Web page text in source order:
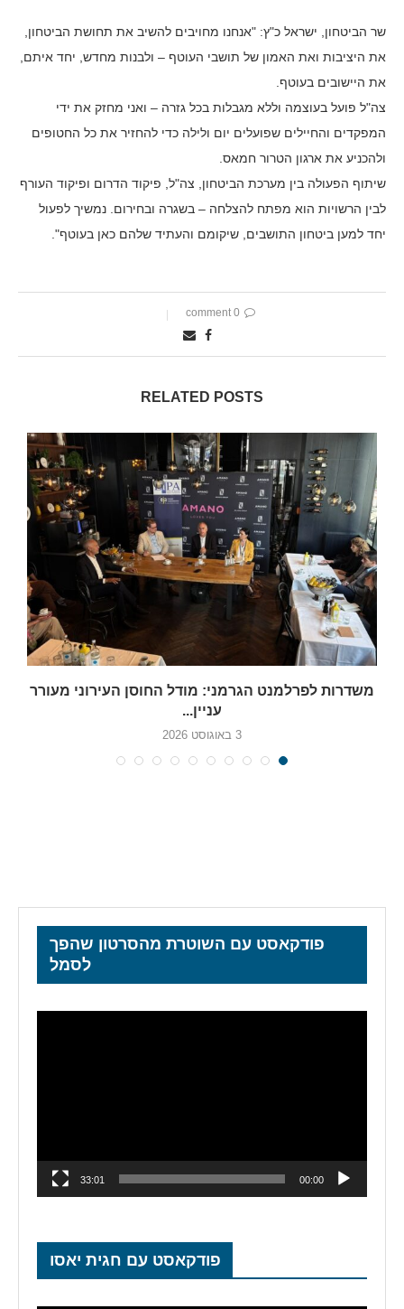
שר הביטחון, ישראל כ"ץ: "אנחנו מחויבים להשיב את תחושת הביטחון,
את היציבות ואת האמון של תושבי העוטף – ולבנות מחדש, יחד איתם,
את היישובים בעוטף.
צה"ל פועל בעוצמה וללא מגבלות בכל גזרה – ואני מחזק את ידי
המפקדים והחיילים שפועלים יום ולילה כדי להחזיר את כל החטופים
ולהכניע את ארגון הטרור חמאס.
שיתוף הפעולה בין מערכת הביטחון, צה"ל, פיקוד הדרום ופיקוד העורף
לבין הרשויות הוא מפתח להצלחה – בשגרה ובחירום. נמשיך לפעול
יחד למען ביטחון התושבים, שיקומם והעתיד שלהם כאן בעוטף".
0 comment
RELATED POSTS
משדרות לפרלמנט הגרמני: מודל החוסן העירוני מעורר
עניין...
3 באוגוסט 2026
פודקאסט עם השוטרת מהסרטון שהפך
לסמל
00:00
33:01
פודקאסט עם חגית יאסו